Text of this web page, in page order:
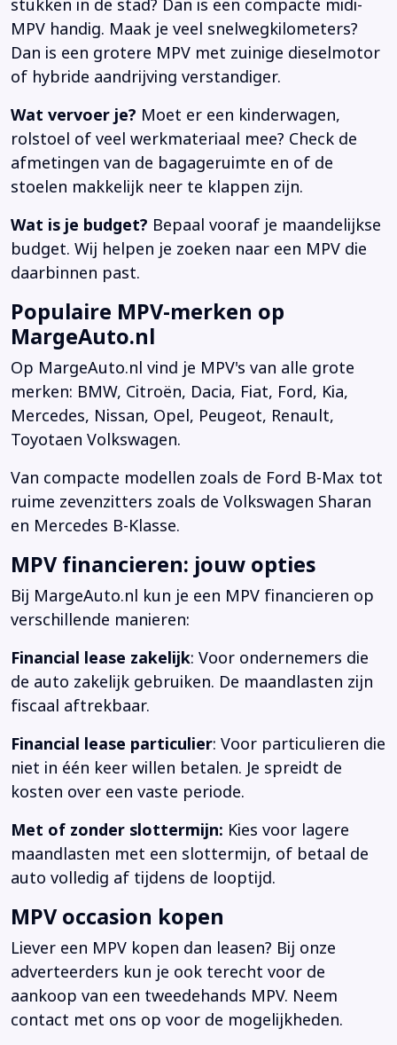
stukken in de stad? Dan is een compacte midi-
MPV handig. Maak je veel snelwegkilometers?
Dan is een grotere MPV met zuinige dieselmotor
of hybride aandrijving verstandiger.
Wat vervoer je? Moet er een kinderwagen,
rolstoel of veel werkmateriaal mee? Check de
afmetingen van de bagageruimte en of de
stoelen makkelijk neer te klappen zijn.
Wat is je budget? Bepaal vooraf je maandelijkse
budget. Wij helpen je zoeken naar een MPV die
daarbinnen past.
Populaire MPV-merken op
MargeAuto.nl
Op MargeAuto.nl vind je MPV's van alle grote
merken: BMW, Citroën, Dacia, Fiat, Ford, Kia,
Mercedes, Nissan, Opel, Peugeot, Renault,
Toyotaen Volkswagen.
Van compacte modellen zoals de Ford B-Max tot
ruime zevenzitters zoals de Volkswagen Sharan
en Mercedes B-Klasse.
MPV financieren: jouw opties
Bij MargeAuto.nl kun je een MPV financieren op
verschillende manieren:
Financial lease zakelijk: Voor ondernemers die
de auto zakelijk gebruiken. De maandlasten zijn
fiscaal aftrekbaar.
Financial lease particulier: Voor particulieren die
niet in één keer willen betalen. Je spreidt de
kosten over een vaste periode.
Met of zonder slottermijn: Kies voor lagere
maandlasten met een slottermijn, of betaal de
auto volledig af tijdens de looptijd.
MPV occasion kopen
Liever een MPV kopen dan leasen? Bij onze
adverteerders kun je ook terecht voor de
aankoop van een tweedehands MPV. Neem
contact met ons op voor de mogelijkheden.